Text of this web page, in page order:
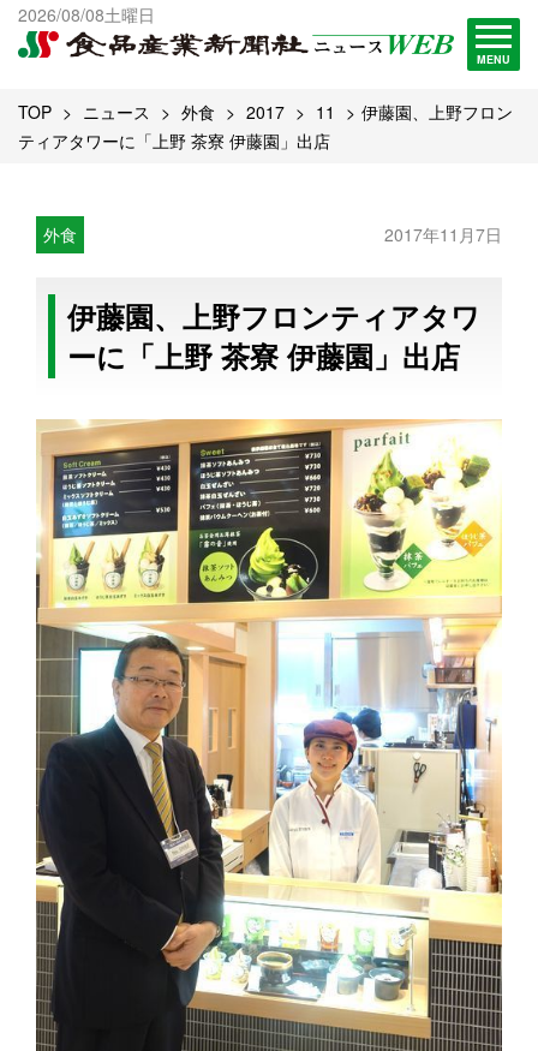
2026/08/08土曜日
MENU
出版物一覧へ
試読・購読申し込み
TOP ニュース 外食 2017 11
伊藤園、上野フロン
ティアタワーに「上野 茶寮 伊藤園」出店
外食 2017年11月7日
伊藤園、上野フロンティアタワ
ーに「上野 茶寮 伊藤園」出店